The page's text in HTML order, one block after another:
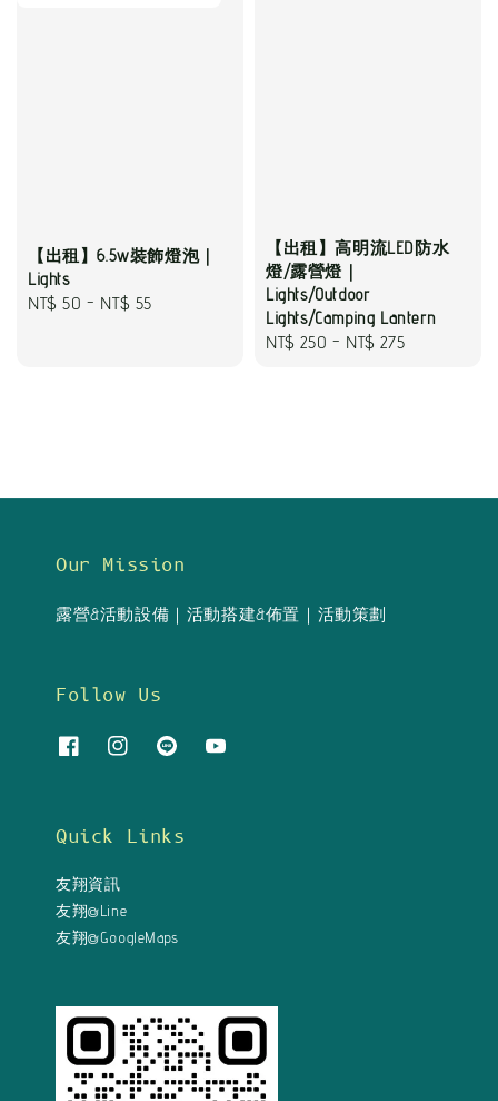
【出租】6.5w裝飾燈泡｜
Lights
Regular
NT$ 50 - NT$ 55
【出租】高明流LED防水
燈/露營燈｜
Lights/Outdoor
Lights/Camping Lantern
Regular
NT$ 250 - NT$ 275
Our Mission
露營&活動設備｜活動搭建&佈置｜活動策劃
Follow Us
Quick Links
友翔資訊
友翔@Line
友翔@GoogleMaps